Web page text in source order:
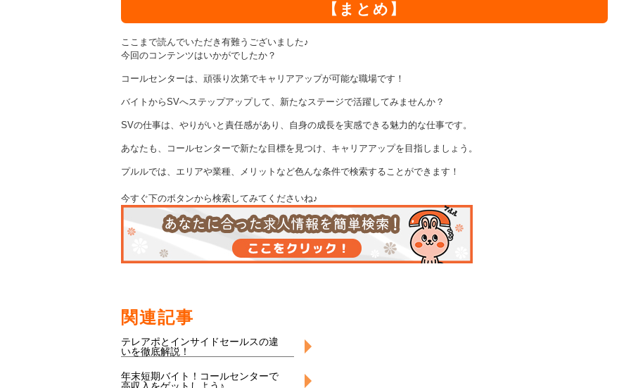
【まとめ】
ここまで読んでいただき有難うございました♪
今回のコンテンツはいかがでしたか？
コールセンターは、頑張り次第でキャリアアップが可能な職場です！
バイトからSVへステップアップして、新たなステージで活躍してみませんか？
SVの仕事は、やりがいと責任感があり、自身の成長を実感できる魅力的な仕事です。
あなたも、コールセンターで新たな目標を見つけ、キャリアアップを目指しましょう。
プルルでは、エリアや業種、メリットなど色んな条件で検索することができます！
今すぐ下のボタンから検索してみてくださいね♪
関連記事
テレアポとインサイドセールスの違
いを徹底解説！
年末短期バイト！コールセンターで